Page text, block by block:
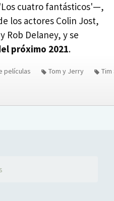
cuatro fantásticos'—,
los actores Colin Jost,
Rob Delaney, y se
próximo 2021.
películas Tom y Jerry